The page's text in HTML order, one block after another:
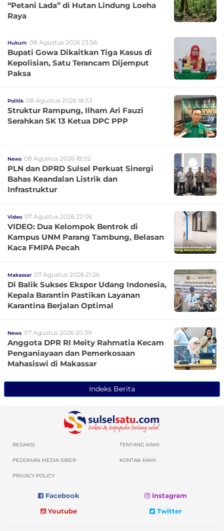
“Petani Lada” di Hutan Lindung Loeha
Raya
Hukum 08 Agustus 2026 23:56
Bupati Gowa Dikaitkan Tiga Kasus di
Kepolisian, Satu Terancam Dijemput
Paksa
Politik 08 Agustus 2026 18:53
Struktur Rampung, Ilham Ari Fauzi
Serahkan SK 13 Ketua DPC PPP
News 08 Agustus 2026 18:02
PLN dan DPRD Sulsel Perkuat Sinergi
Bahas Keandalan Listrik dan
Infrastruktur
Video 07 Agustus 2026 22:06
VIDEO: Dua Kelompok Bentrok di
Kampus UNM Parang Tambung, Belasan
Kaca FMIPA Pecah
Makassar 07 Agustus 2026 21:26
Di Balik Sukses Ekspor Udang Indonesia,
Kepala Barantin Pastikan Layanan
Karantina Berjalan Optimal
News 07 Agustus 2026 20:39
Anggota DPR RI Meity Rahmatia Kecam
Penganiayaan dan Pemerkosaan
Mahasiswi di Makassar
Indeks Berita
REDAKSI TENTANG KAMI
PEDOMAN MEDIA SIBER KONTAK KAMI
PRIVACY POLICY
Facebook
Instagram
Youtube
Twitter